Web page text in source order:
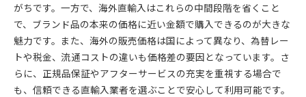
がちです。一方で、海外直輸入はこれらの中間段階を省くこと
で、ブランド品の本来の価格に近い金額で購入できるのが大きな
魅力です。また、海外の販売価格は国によって異なり、為替レー
トや税金、流通コストの違いも価格差の要因となっています。さ
らに、正規品保証やアフターサービスの充実を重視する場合で
も、信頼できる直輸入業者を選ぶことで安心して利用可能です。